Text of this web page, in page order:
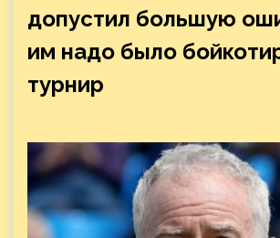
допустил большую
им надо было
турнир